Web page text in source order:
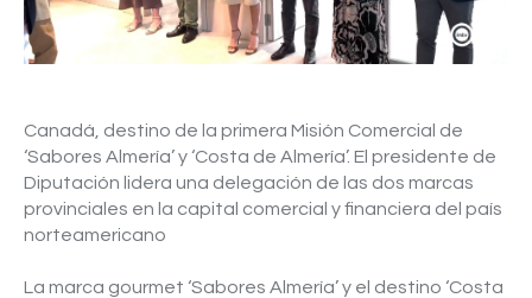
Video
Canadá, destino de la primera Misión Comercial de
‘Sabores Almería’ y ‘Costa de Almería’. El presidente de
Diputación lidera una delegación de las dos marcas
provinciales en la capital comercial y financiera del país
norteamericano
La marca gourmet ‘Sabores Almería’ y el destino ‘Costa